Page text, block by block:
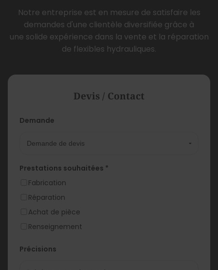
Notre entreprise est en mesure de satisfaire les
demandes d'une clientèle diversifiée grâce à
une solide expérience dans la vente et la réparation
de flexibles hydrauliques.
Devis / Contact
Demande
Prestations souhaitées *
Fabrication
Réparation
Achat de pièce
Renseignement
Précisions